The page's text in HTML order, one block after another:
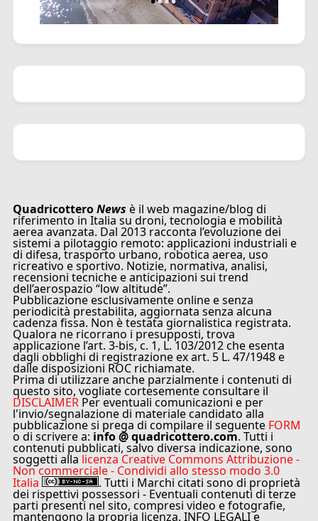
QuadricotteroNews è il web magazine/blog di
riferimento in Italia su droni, tecnologia e mobilità
aerea avanzata. Dal 2013 racconta l’evoluzione dei
sistemi a pilotaggio remoto: applicazioni industriali e
di difesa, trasporto urbano, robotica aerea, uso
ricreativo e sportivo. Notizie, normativa, analisi,
recensioni tecniche e anticipazioni sui trend
dell’aerospazio “low altitude”.
Pubblicazione esclusivamente online e senza
periodicità prestabilita, aggiornata senza alcuna
cadenza fissa. Non è testata giornalistica registrata.
Qualora ne ricorrano i presupposti, trova
applicazione l’art. 3-bis, c. 1, L. 103/2012 che esenta
dagli obblighi di registrazione ex art. 5 L. 47/1948 e
dalle disposizioni ROC richiamate.
Prima di utilizzare anche parzialmente i contenuti di
questo sito, vogliate cortesemente consultare il
DISCLAIMER Per eventuali comunicazioni e per
l'invio/segnalazione di materiale candidato alla
pubblicazione si prega di compilare il seguente FORM
o di scrivere a: info @ quadricottero.com. Tutti i
contenuti pubblicati, salvo diversa indicazione, sono
soggetti alla licenza Creative Commons Attribuzione -
Non commerciale - Condividi allo stesso modo 3.0
Italia . Tutti i Marchi citati sono di proprietà
dei rispettivi possessori - Eventuali contenuti di terze
parti presenti nel sito, compresi video e fotografie,
mantengono la propria licenza. INFO LEGALI e